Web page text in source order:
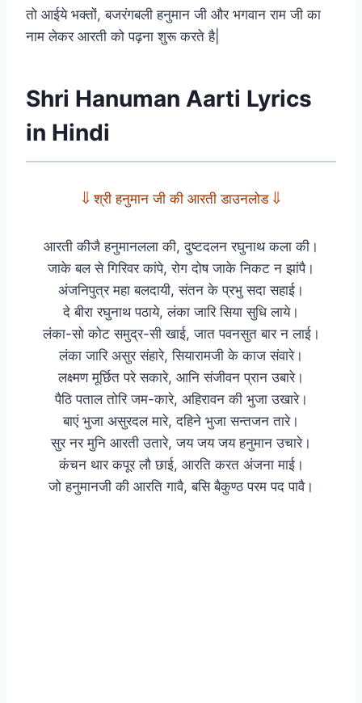
तो आईये भक्तों, बजरंगबली हनुमान जी और भगवान राम जी का
नाम लेकर आरती को पढ़ना शुरू करते है|
Shri Hanuman Aarti Lyrics
in Hindi
⇓ श्री हनुमान जी की आरती डाउनलोड ⇓
आरती कीजै हनुमानलला की, दुष्टदलन रघुनाथ कला की।
जाके बल से गिरिवर कांपे, रोग दोष जाके निकट न झांपै।
अंजनिपुत्र महा बलदायी, संतन के प्रभु सदा सहाई।
दे बीरा रघुनाथ पठाये, लंका जारि सिया सुधि लाये।
लंका-सो कोट समुद्र-सी खाई, जात पवनसुत बार न लाई।
लंका जारि असुर संहारे, सियारामजी के काज संवारे।
लक्ष्मण मूर्छित परे सकारे, आनि संजीवन प्रान उबारे।
पैठि पताल तोरि जम-कारे, अहिरावन की भुजा उखारे।
बाएं भुजा असुरदल मारे, दहिने भुजा सन्तजन तारे।
सुर नर मुनि आरती उतारे, जय जय जय हनुमान उचारे।
कंचन थार कपूर लौ छाई, आरति करत अंजना माई।
जो हनुमानजी की आरति गावै, बसि बैकुण्ठ परम पद पावै।